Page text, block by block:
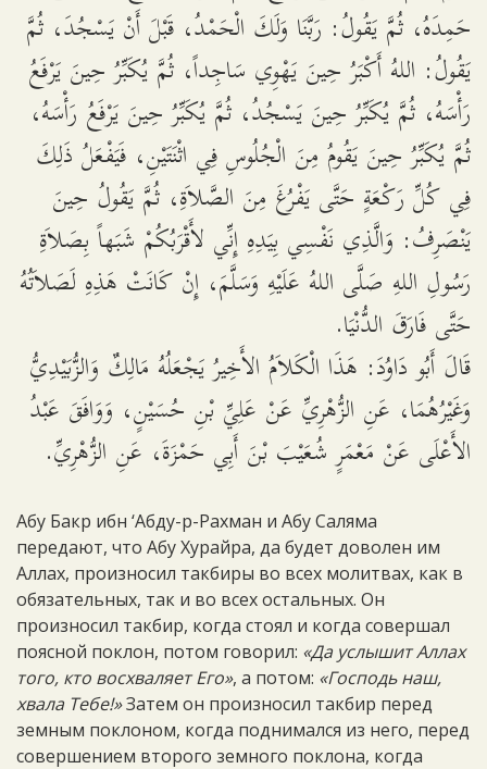
حَمِدَهُ، ثُمَّ يَقُولُ: رَبَّنَا وَلَكَ الْحَمْدُ، قَبْلَ أَنْ يَسْجُدَ، ثُمَّ
يَقُولُ: اللهُ أَكْبَرُ حِينَ يَهْوِي سَاجِداً، ثُمَّ يُكَبِّرُ حِينَ يَرْفَعُ
رَأْسَهُ، ثُمَّ يُكَبِّرُ حِينَ يَسْجُدُ، ثُمَّ يُكَبِّرُ حِينَ يَرْفَعُ رَأْسَهُ،
ثُمَّ يُكَبِّرُ حِينَ يَقُومُ مِنَ الْجُلُوسِ فِي اثْنَتَيْنِ، فَيَفْعَلُ ذَلِكَ
فِي كُلِّ رَكْعَةٍ حَتَّى يَفْرُغَ مِنَ الصَّلاَةِ، ثُمَّ يَقُولُ حِينَ
يَنْصَرِفُ: وَالَّذِي نَفْسِي بِيَدِهِ إِنِّي لأَقْرَبُكُمْ شَبَهاً بِصَلاَةِ
رَسُولِ اللهِ صَلَّى اللهُ عَلَيْهِ وَسَلَّمَ، إِنْ كَانَتْ هَذِهِ لَصَلاَتُهُ
حَتَّى فَارَقَ الدُّنْيَا.
قَالَ أَبُو دَاوُدَ: هَذَا الْكَلاَمُ الأَخِيرُ يَجْعَلُهُ مَالِكٌ وَالزُّبَيْدِيُّ
وَغَيْرُهُمَا، عَنِ الزُّهْرِيِّ عَنْ عَلِيِّ بْنِ حُسَيْنٍ، وَوَافَقَ عَبْدُ
الأَعْلَى عَنْ مَعْمَرٍ شُعَيْبَ بْنَ أَبِي حَمْزَةَ، عَنِ الزُّهْرِيِّ.
Абу Бакр ибн ‘Абду-р-Рахман и Абу Саляма
передают, что Абу Хурайра, да будет доволен им
Аллах, произносил такбиры во всех молитвах, как в
обязательных, так и во всех остальных. Он
произносил такбир, когда стоял и когда совершал
поясной поклон, потом говорил: «Да услышит Аллах
того, кто восхваляет Его», а потом: «Господь наш,
хвала Тебе!»Затем он произносил такбир перед
земным поклоном, когда поднимался из него, перед
совершением второго земного поклона, когда